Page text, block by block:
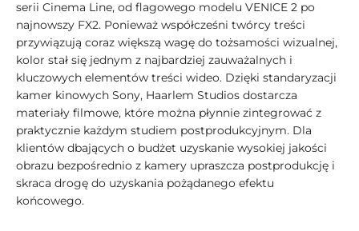
serii Cinema Line, od flagowego modelu VENICE 2 po
najnowszy FX2. Ponieważ współcześni twórcy treści
przywiązują coraz większą wagę do tożsamości wizualnej,
kolor stał się jednym z najbardziej zauważalnych i
kluczowych elementów treści wideo. Dzięki standaryzacji
kamer kinowych Sony, Haarlem Studios dostarcza
materiały filmowe, które można płynnie zintegrować z
praktycznie każdym studiem postprodukcyjnym. Dla
klientów dbających o budżet uzyskanie wysokiej jakości
obrazu bezpośrednio z kamery upraszcza postprodukcję i
skraca drogę do uzyskania pożądanego efektu
końcowego.